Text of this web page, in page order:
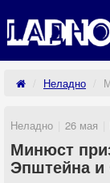
Неладно
Неладно 26 мая
Минюст
Эпштейна и